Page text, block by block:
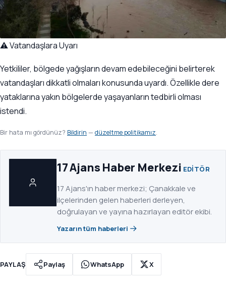
⚠️ Vatandaşlara Uyarı
Yetkililer, bölgede yağışların devam edebileceğini belirterek
vatandaşları dikkatli olmaları konusunda uyardı. Özellikle dere
yataklarına yakın bölgelerde yaşayanların tedbirli olması
istendi.
Bir hata mı gördünüz? Bildirin — düzeltme politikamız.
17 Ajans Haber Merkezi EDITÖR
17 Ajans'ın haber merkezi; Çanakkale ve
ilçelerinden gelen haberleri derleyen,
doğrulayan ve yayına hazırlayan editör ekibi.
Yazarın tüm haberleri
PAYLAŞ Paylaş WhatsApp X